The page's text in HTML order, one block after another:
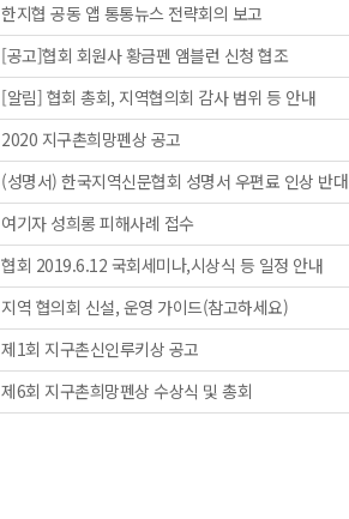
한지협 공동 앱 통통뉴스 전략회의 보고
[공고]협회 회원사 황금펜 앰블런 신청 협조
[알림] 협회 총회, 지역협의회 감사 범위 등 안내
2020 지구촌희망펜상 공고
(성명서) 한국지역신문협회 성명서 우편료 인상 반대
여기자 성희롱 피해사례 접수
협회 2019.6.12 국회세미나,시상식 등 일정 안내
지역 협의회 신설, 운영 가이드(참고하세요)
제1회 지구촌신인루키상 공고
제6회 지구촌희망펜상 수상식 및 총회